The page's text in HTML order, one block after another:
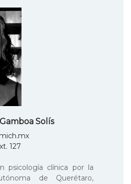
Solís
127
psicología clínica por la
de Querétaro,